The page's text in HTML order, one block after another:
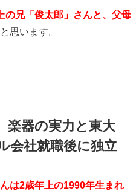
の兄「俊太郎」さんと、父母
思います。
楽器の実力と東大
会社就職後に独立
は2歳年上の1990年生まれ